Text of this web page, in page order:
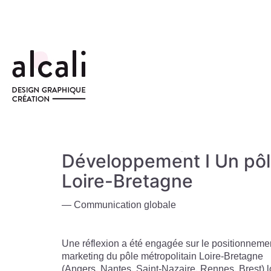
Développement Ι Un
Loire-Bretagne
— Communication globale
Une réflexion a été engagée sur le
marketing du pôle métropolitain Loire-Bretagne
(Angers, Nantes, Saint-Nazaire, Rennes, Brest)